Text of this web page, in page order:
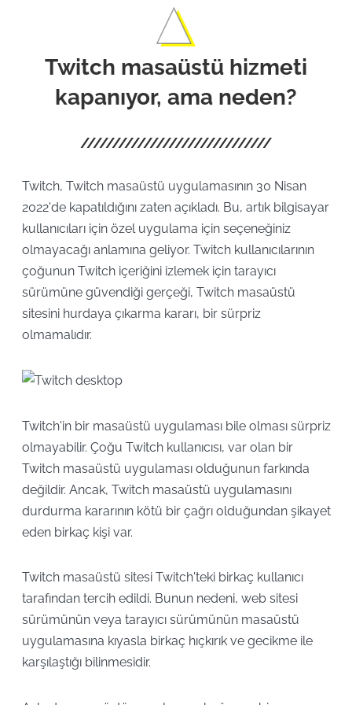
Twitch masaüstü hizmeti
kapanıyor, ama neden?
Twitch, Twitch masaüstü uygulamasının 30 Nisan
2022'de kapatıldığını zaten açıkladı. Bu, artık bilgisayar
kullanıcıları için özel uygulama için seçeneğiniz
olmayacağı anlamına geliyor. Twitch kullanıcılarının
çoğunun Twitch içeriğini izlemek için tarayıcı
sürümüne güvendiği gerçeği, Twitch masaüstü
sitesini hurdaya çıkarma kararı, bir sürpriz
olmamalıdır.
Twitch'in bir masaüstü uygulaması bile olması sürpriz
olmayabilir. Çoğu Twitch kullanıcısı, var olan bir
Twitch masaüstü uygulaması olduğunun farkında
değildir. Ancak, Twitch masaüstü uygulamasını
durdurma kararının kötü bir çağrı olduğundan şikayet
eden birkaç kişi var.
Twitch masaüstü sitesi Twitch'teki birkaç kullanıcı
tarafından tercih edildi. Bunun nedeni, web sitesi
sürümünün veya tarayıcı sürümünün masaüstü
uygulamasına kıyasla birkaç hıçkırık ve gecikme ile
karşılaştığı bilinmesidir.